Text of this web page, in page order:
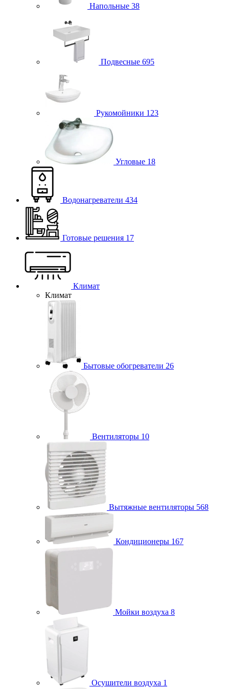
Напольные 38
Подвесные 695
Рукомойники 123
Угловые 18
Водонагреватели 434
Готовые решения 17
Климат
Климат
Бытовые обогреватели 26
Вентиляторы 10
Вытяжные вентиляторы 568
Кондиционеры 167
Мойки воздуха 8
Осушители воздуха 1